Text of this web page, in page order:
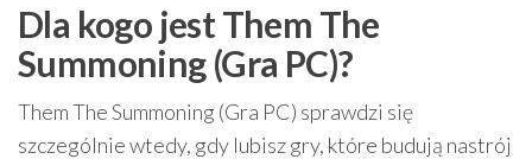
Dla kogo jest Them The
Summoning (Gra PC)?
Them The Summoning (Gra PC) sprawdzi się
szczególnie wtedy, gdy lubisz gry, które budują nastrój